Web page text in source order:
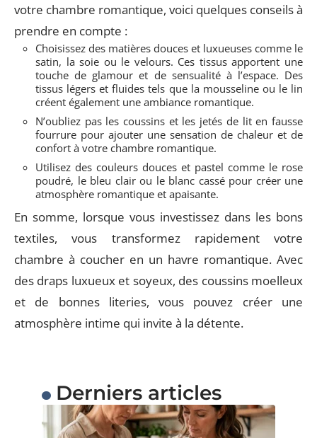
votre chambre romantique, voici quelques conseils à
prendre en compte :
Choisissez des matières douces et luxueuses comme le
satin, la soie ou le velours. Ces tissus apportent une
touche de glamour et de sensualité à l’espace. Des
tissus légers et fluides tels que la mousseline ou le lin
créent également une ambiance romantique.
N’oubliez pas les coussins et les jetés de lit en fausse
fourrure pour ajouter une sensation de chaleur et de
confort à votre chambre romantique.
Utilisez des couleurs douces et pastel comme le rose
poudré, le bleu clair ou le blanc cassé pour créer une
atmosphère romantique et apaisante.
En somme, lorsque vous investissez dans les bons
textiles, vous transformez rapidement votre
chambre à coucher en un havre romantique. Avec
des draps luxueux et soyeux, des coussins moelleux
et de bonnes literies, vous pouvez créer une
atmosphère intime qui invite à la détente.
Derniers articles